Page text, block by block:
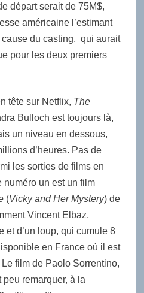
départ serait de 75M$,
américaine l’estimant
du casting, qui aurait
pour les deux premiers
tête sur Netflix, The
Bulloch est toujours là,
un niveau en dessous,
d’heures. Pas de
les sorties de films en
numéro un est un film
(Vicky and Her Mystery) de
Vincent Elbaz,
et d’un loup, qui cumule 8
en France où il est
film de Paolo Sorrentino,
remarquer, à la